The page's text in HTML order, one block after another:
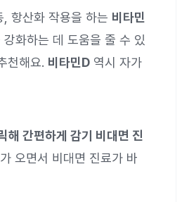
항산화 작용을 하는 비타민
강화하는 데 도움을 줄 수 있
천해요. 비타민D 역시 자가
해 간편하게 감기 비대면 진
오면서 비대면 진료가 바